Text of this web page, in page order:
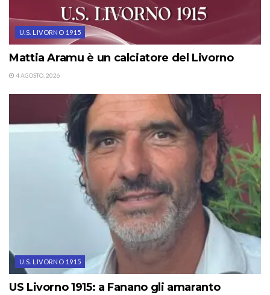
U.S. LIVORNO 1915
Mattia Aramu è un calciatore del Livorno
4 AGOSTO, 2026
U.S. LIVORNO 1915
US Livorno 1915: a Fanano gli amaranto